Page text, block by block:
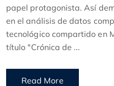
papel protagonista. Así
en el análisis de datos
tecnológico compartido en
título "Crónica de ...
Read More